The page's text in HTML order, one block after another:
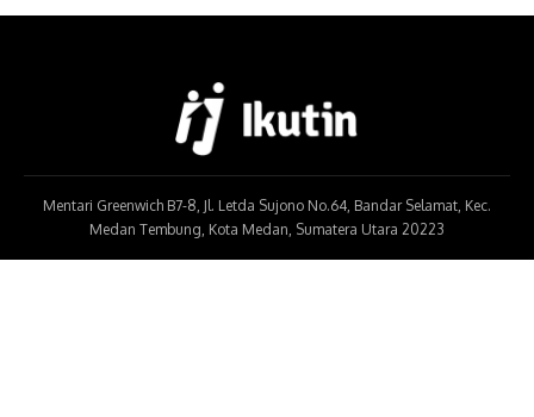
Mentari Greenwich B7-8, Jl. Letda Sujono No.64, Bandar Selamat, Kec.
Medan Tembung, Kota Medan, Sumatera Utara 20223